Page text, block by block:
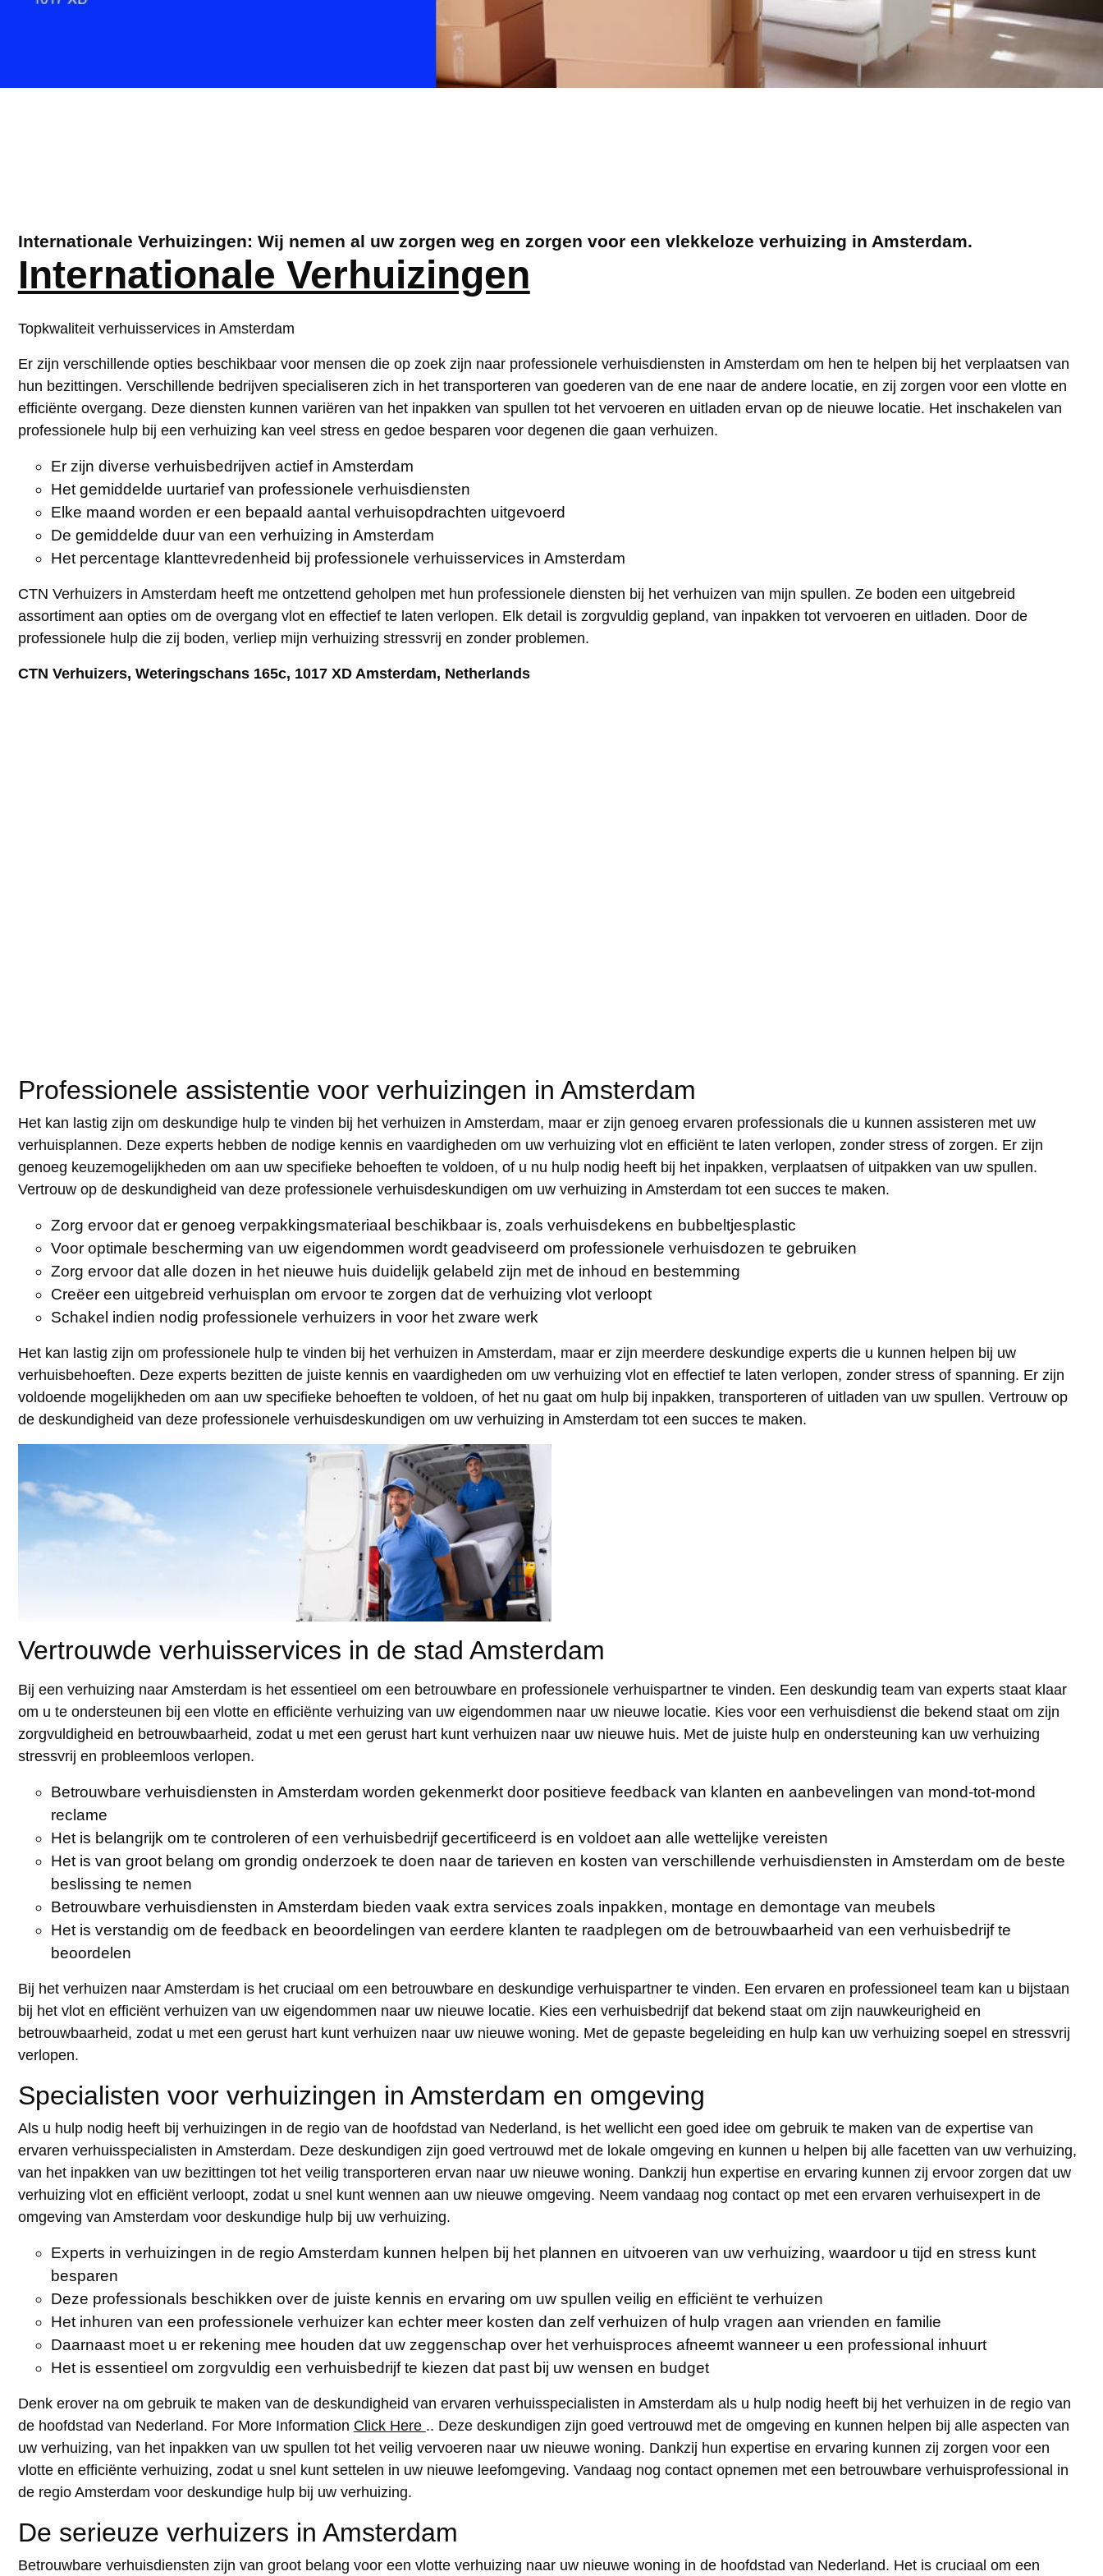
Internationale Verhuizingen: Wij nemen al uw zorgen weg en zorgen voor een vlekkeloze verhuizing in Amsterdam.
Internationale Verhuizingen
Topkwaliteit verhuisservices in Amsterdam
Er zijn verschillende opties beschikbaar voor mensen die op zoek zijn naar professionele verhuisdiensten in Amsterdam om hen te helpen bij het verplaatsen van
hun bezittingen. Verschillende bedrijven specialiseren zich in het transporteren van goederen van de ene naar de andere locatie, en zij zorgen voor een vlotte en
efficiënte overgang. Deze diensten kunnen variëren van het inpakken van spullen tot het vervoeren en uitladen ervan op de nieuwe locatie. Het inschakelen van
professionele hulp bij een verhuizing kan veel stress en gedoe besparen voor degenen die gaan verhuizen.
Er zijn diverse verhuisbedrijven actief in Amsterdam
Het gemiddelde uurtarief van professionele verhuisdiensten
Elke maand worden er een bepaald aantal verhuisopdrachten uitgevoerd
De gemiddelde duur van een verhuizing in Amsterdam
Het percentage klanttevredenheid bij professionele verhuisservices in Amsterdam
CTN Verhuizers in Amsterdam heeft me ontzettend geholpen met hun professionele diensten bij het verhuizen van mijn spullen. Ze boden een uitgebreid
assortiment aan opties om de overgang vlot en effectief te laten verlopen. Elk detail is zorgvuldig gepland, van inpakken tot vervoeren en uitladen. Door de
professionele hulp die zij boden, verliep mijn verhuizing stressvrij en zonder problemen.
CTN Verhuizers, Weteringschans 165c, 1017 XD Amsterdam, Netherlands
Professionele assistentie voor verhuizingen in Amsterdam
Het kan lastig zijn om deskundige hulp te vinden bij het verhuizen in Amsterdam, maar er zijn genoeg ervaren professionals die u kunnen assisteren met uw
verhuisplannen. Deze experts hebben de nodige kennis en vaardigheden om uw verhuizing vlot en efficiënt te laten verlopen, zonder stress of zorgen. Er zijn
genoeg keuzemogelijkheden om aan uw specifieke behoeften te voldoen, of u nu hulp nodig heeft bij het inpakken, verplaatsen of uitpakken van uw spullen.
Vertrouw op de deskundigheid van deze professionele verhuisdeskundigen om uw verhuizing in Amsterdam tot een succes te maken.
Zorg ervoor dat er genoeg verpakkingsmateriaal beschikbaar is, zoals verhuisdekens en bubbeltjesplastic
Voor optimale bescherming van uw eigendommen wordt geadviseerd om professionele verhuisdozen te gebruiken
Zorg ervoor dat alle dozen in het nieuwe huis duidelijk gelabeld zijn met de inhoud en bestemming
Creëer een uitgebreid verhuisplan om ervoor te zorgen dat de verhuizing vlot verloopt
Schakel indien nodig professionele verhuizers in voor het zware werk
Het kan lastig zijn om professionele hulp te vinden bij het verhuizen in Amsterdam, maar er zijn meerdere deskundige experts die u kunnen helpen bij uw
verhuisbehoeften. Deze experts bezitten de juiste kennis en vaardigheden om uw verhuizing vlot en effectief te laten verlopen, zonder stress of spanning. Er zijn
voldoende mogelijkheden om aan uw specifieke behoeften te voldoen, of het nu gaat om hulp bij inpakken, transporteren of uitladen van uw spullen. Vertrouw op
de deskundigheid van deze professionele verhuisdeskundigen om uw verhuizing in Amsterdam tot een succes te maken.
Vertrouwde verhuisservices in de stad Amsterdam
Bij een verhuizing naar Amsterdam is het essentieel om een betrouwbare en professionele verhuispartner te vinden. Een deskundig team van experts staat klaar
om u te ondersteunen bij een vlotte en efficiënte verhuizing van uw eigendommen naar uw nieuwe locatie. Kies voor een verhuisdienst die bekend staat om zijn
zorgvuldigheid en betrouwbaarheid, zodat u met een gerust hart kunt verhuizen naar uw nieuwe huis. Met de juiste hulp en ondersteuning kan uw verhuizing
stressvrij en probleemloos verlopen.
Betrouwbare verhuisdiensten in Amsterdam worden gekenmerkt door positieve feedback van klanten en aanbevelingen van mond-tot-mond
reclame
Het is belangrijk om te controleren of een verhuisbedrijf gecertificeerd is en voldoet aan alle wettelijke vereisten
Het is van groot belang om grondig onderzoek te doen naar de tarieven en kosten van verschillende verhuisdiensten in Amsterdam om de beste
beslissing te nemen
Betrouwbare verhuisdiensten in Amsterdam bieden vaak extra services zoals inpakken, montage en demontage van meubels
Het is verstandig om de feedback en beoordelingen van eerdere klanten te raadplegen om de betrouwbaarheid van een verhuisbedrijf te
beoordelen
Bij het verhuizen naar Amsterdam is het cruciaal om een betrouwbare en deskundige verhuispartner te vinden. Een ervaren en professioneel team kan u bijstaan
bij het vlot en efficiënt verhuizen van uw eigendommen naar uw nieuwe locatie. Kies een verhuisbedrijf dat bekend staat om zijn nauwkeurigheid en
betrouwbaarheid, zodat u met een gerust hart kunt verhuizen naar uw nieuwe woning. Met de gepaste begeleiding en hulp kan uw verhuizing soepel en stressvrij
verlopen.
Specialisten voor verhuizingen in Amsterdam en omgeving
Als u hulp nodig heeft bij verhuizingen in de regio van de hoofdstad van Nederland, is het wellicht een goed idee om gebruik te maken van de expertise van
ervaren verhuisspecialisten in Amsterdam. Deze deskundigen zijn goed vertrouwd met de lokale omgeving en kunnen u helpen bij alle facetten van uw verhuizing,
van het inpakken van uw bezittingen tot het veilig transporteren ervan naar uw nieuwe woning. Dankzij hun expertise en ervaring kunnen zij ervoor zorgen dat uw
verhuizing vlot en efficiënt verloopt, zodat u snel kunt wennen aan uw nieuwe omgeving. Neem vandaag nog contact op met een ervaren verhuisexpert in de
omgeving van Amsterdam voor deskundige hulp bij uw verhuizing.
Experts in verhuizingen in de regio Amsterdam kunnen helpen bij het plannen en uitvoeren van uw verhuizing, waardoor u tijd en stress kunt
besparen
Deze professionals beschikken over de juiste kennis en ervaring om uw spullen veilig en efficiënt te verhuizen
Het inhuren van een professionele verhuizer kan echter meer kosten dan zelf verhuizen of hulp vragen aan vrienden en familie
Daarnaast moet u er rekening mee houden dat uw zeggenschap over het verhuisproces afneemt wanneer u een professional inhuurt
Het is essentieel om zorgvuldig een verhuisbedrijf te kiezen dat past bij uw wensen en budget
Denk erover na om gebruik te maken van de deskundigheid van ervaren verhuisspecialisten in Amsterdam als u hulp nodig heeft bij het verhuizen in de regio van
de hoofdstad van Nederland. For More Information Click Here .. Deze deskundigen zijn goed vertrouwd met de omgeving en kunnen helpen bij alle aspecten van
uw verhuizing, van het inpakken van uw spullen tot het veilig vervoeren naar uw nieuwe woning. Dankzij hun expertise en ervaring kunnen zij zorgen voor een
vlotte en efficiënte verhuizing, zodat u snel kunt settelen in uw nieuwe leefomgeving. Vandaag nog contact opnemen met een betrouwbare verhuisprofessional in
de regio Amsterdam voor deskundige hulp bij uw verhuizing.
De serieuze verhuizers in Amsterdam
Betrouwbare verhuisdiensten zijn van groot belang voor een vlotte verhuizing naar uw nieuwe woning in de hoofdstad van Nederland. Het is cruciaal om een